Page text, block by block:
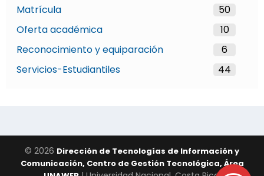
Matrícula
50
Oferta académica
10
Reconocimiento y equiparación
6
Servicios-Estudiantiles
44
© 2026 Dirección de Tecnologías de Información y
Comunicación, Centro de Gestión Tecnológica, Área